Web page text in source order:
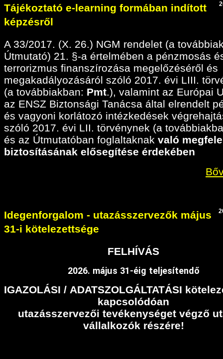
Tájékoztató e-learning formában indított
képzésről
A 33/2017. (X. 26.) NGM rendelet (a
Útmutató) 21. §-a értelmében a pénzmosás
terrorizmus finanszírozása megelőzéséről és
megakadályozásáról szóló 2017. évi LIII.
(a továbbiakban: Pmt.), valamint az Európai
az ENSZ Biztonsági Tanácsa által elrendelt
és vagyoni korlátozó intézkedések
szóló 2017. évi LII. törvénynek (a
és az Útmutatóban foglaltaknak való
biztosításának elősegítése érdekében
Idegenforgalom - utazásszervezők május
31-i kötelezettsége
FELHÍVÁS
2026. május 31-éig teljesítendő
IGAZOLÁSI / ADATSZOLGÁLTATÁSI
kapcsolódóan
utazásszervezői tevékenységet végző
vállalkozók részére!